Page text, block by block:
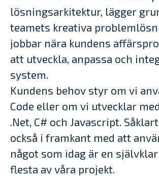
lösningsarkitektur, lägger
teamets kreativa
jobbar nära kundens
att utveckla, anpassa och
system.
Kundens behov styr om vi
Code eller om vi utvecklar
.Net, C# och Javascript.
också i framkant med att
något som idag är en
flesta av våra projekt.